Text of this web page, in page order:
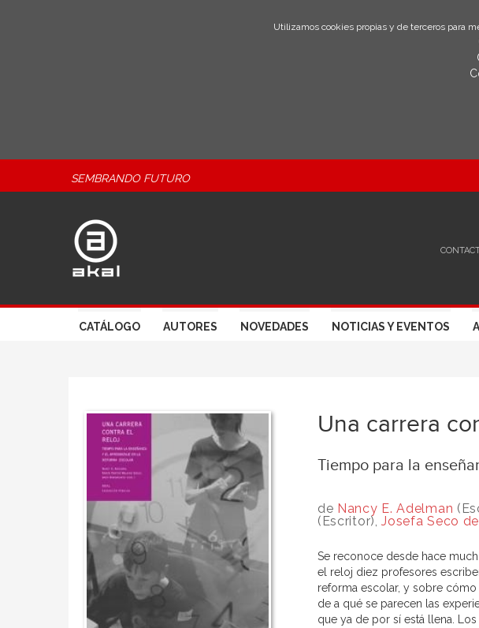
Utilizamos cookies propias y de terceros para
SEMBRANDO FUTURO
CATÁLOGO AUTORES NOVEDADES NOTICIAS Y EVENTOS
Una carrera
Tiempo para la
de Nancy E. Adelman
(Escritor),Josefa Seco
Se reconoce desde hace
el reloj diez profesores
reforma escolar, y sobre
de a qué se parecen las
que ya de por sí está llena.